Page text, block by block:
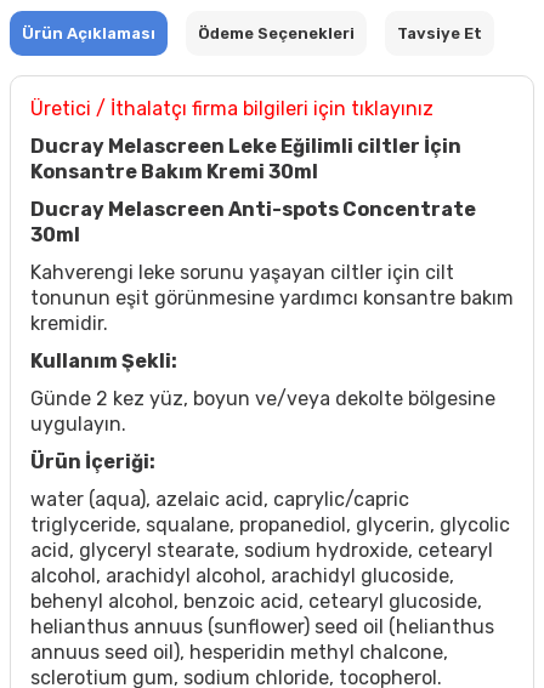
Ürün Açıklaması Ödeme Seçenekleri Tavsiye Et
Üretici / İthalatçı firma bilgileri için tıklayınız
Ducray Melascreen Leke Eğilimli ciltler İçin
Konsantre Bakım Kremi 30ml
Ducray Melascreen Anti-spots Concentrate
30ml
Kahverengi leke sorunu yaşayan ciltler için cilt
tonunun eşit görünmesine yardımcı konsantre bakım
kremidir.
Kullanım Şekli:
Günde 2 kez yüz, boyun ve/veya dekolte bölgesine
uygulayın.
Ürün İçeriği:
water (aqua), azelaic acid, caprylic/capric
triglyceride, squalane, propanediol, glycerin, glycolic
acid, glyceryl stearate, sodium hydroxide, cetearyl
alcohol, arachidyl alcohol, arachidyl glucoside,
behenyl alcohol, benzoic acid, cetearyl glucoside,
helianthus annuus (sunflower) seed oil (helianthus
annuus seed oil), hesperidin methyl chalcone,
sclerotium gum, sodium chloride, tocopherol.